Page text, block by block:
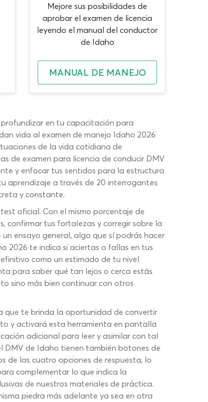
Mejore sus posibilidades de
aprobar el examen de licencia
leyendo el manual del conductor
de Idaho
MANUAL DE MANEJO
en tu capacitación para
vida al examen de manejo Idaho 2026
de la vida cotidiana de
de examen para licencia de conducir DMV
y enfocar tus sentidos para la estructura
aprendizaje a través de 20 interrogantes
y constante.
oficial. Con el mismo porcentaje de
confirmar tus fortalezas y corregir sobre la
ensayo general, algo que sí podrás hacer
2026 te indica si aciertas o fallas en tus
como un estimado de tu nivel
para saber qué tan lejos o cerca estás
sino más bien continuar con otros
que te brinda la oportunidad de convertir
y activará esta herramienta en pantalla
adicional para leer y asimilar con tal
DMV de Idaho tienen también botones de
de las cuatro opciones de respuesta, lo
complementar lo que indica la
de nuestros materiales de práctica.
piedra más adelante ya sea en otra